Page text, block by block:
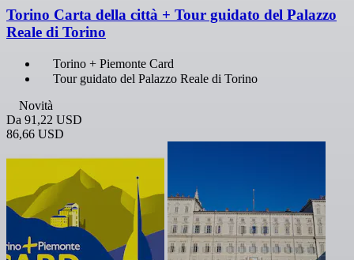
Torino Carta della città + Tour guidato del Palazzo
Reale di Torino
Torino + Piemonte Card
Tour guidato del Palazzo Reale di Torino
Novità
Da 91,22 USD
86,66 USD